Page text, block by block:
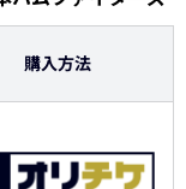
購入方法